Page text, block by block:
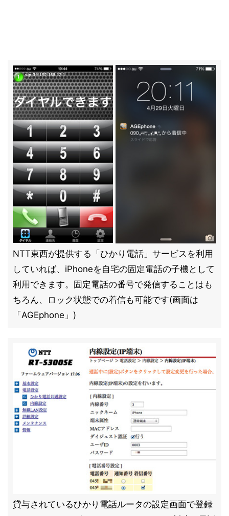
NTT東西が提供する「ひかり電話」サービスを利用
していれば、iPhoneを自宅の固定電話の子機として
利用できます。固定電話の番号で発信することはも
ちろん、ロック状態での着信も可能です(画面は
「AGEphone」)
貸与されているひかり電話ルータの設定画面で登録